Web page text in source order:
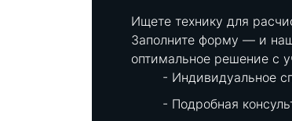
Ищете технику для
Заполните форму — и
оптимальное решение с
Индивидуальное
Подробная